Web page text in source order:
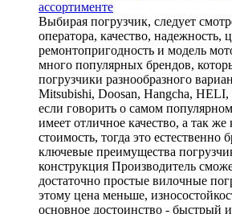
Выбирая погрузчик, следует
оператора, качество, надежность,
ремонтопригодность и модель
много популярных брендов,
погрузчики разнообразного
Mitsubishi, Doosan, Hangcha,
если говорить о самом
имеет отличное качество, а так
стоимость, тогда это естественно
ключевые преимущества
конструкция Производитель
достаточно простые вилочные
этому цена меньше,
основное достоинство - быстрый